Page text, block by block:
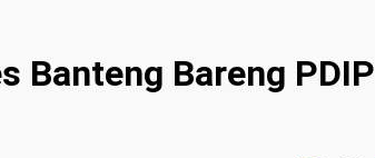
Banteng Bareng PDIP